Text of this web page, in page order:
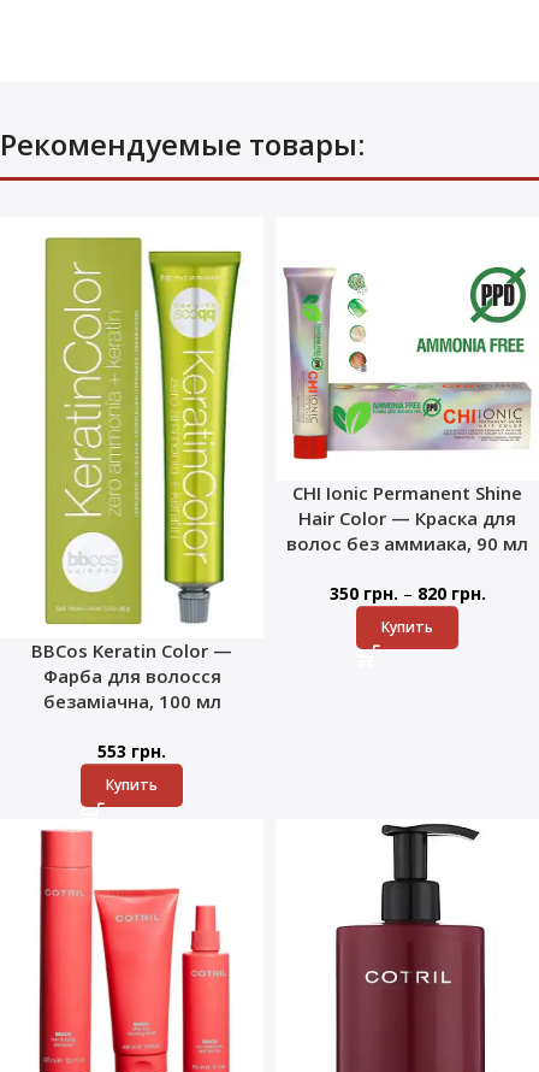
Рекомендуемые товары:
BBCos Keratin Color —
Фарба для волосся
безаміачна, 100 мл
553 грн.
Купить
CHI Ionic Permanent Shine
Hair Color — Краска для
волос без аммиака, 90 мл
350 грн. – 820 грн.
Купить